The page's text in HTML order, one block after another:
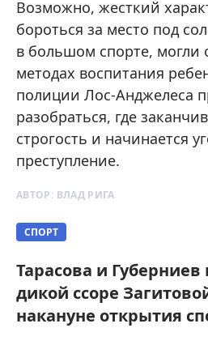
Возможно, жесткий
бороться за место под
в большом спорте, могли
методах воспитания
полиции Лос-Анджелеса
разобраться, где
строгость и начинается
преступление.
АВТОР: ВЛАД РИГА
СПОРТ
Тарасова и
дикой ссоре
накануне открытия